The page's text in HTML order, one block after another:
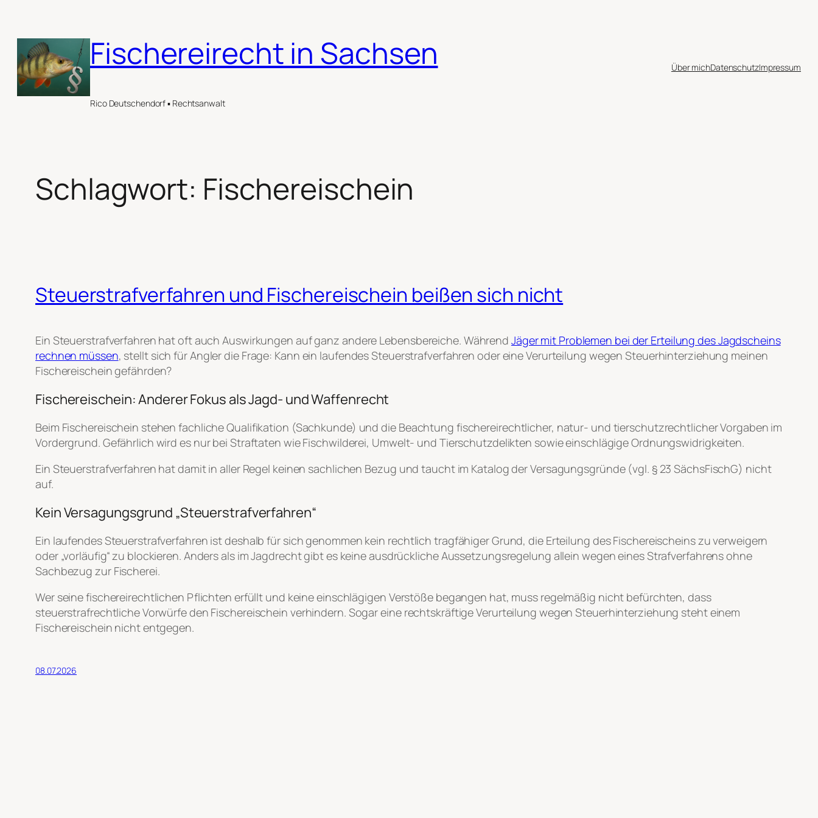
springen
Fischereirecht in Sachsen
Rico Deutschendorf ▪ Rechtsanwalt
Über michDatenschutzImpressum
Schlagwort: Fischereischein
Steuerstrafverfahren und Fischereischein beißen sich nicht
Ein Steuerstrafverfahren hat oft auch Auswirkungen auf ganz andere Lebensbereiche. Während Jäger mit Problemen bei der Erteilung des Jagdscheins
rechnen müssen, stellt sich für Angler die Frage: Kann ein laufendes Steuerstrafverfahren oder eine Verurteilung wegen Steuerhinterziehung meinen
Fischereischein gefährden?
Fischereischein: Anderer Fokus als Jagd- und Waffenrecht
Beim Fischereischein stehen fachliche Qualifikation (Sachkunde) und die Beachtung fischereirechtlicher, natur- und tierschutzrechtlicher Vorgaben im
Vordergrund. Gefährlich wird es nur bei Straftaten wie Fischwilderei, Umwelt- und Tierschutzdelikten sowie einschlägige Ordnungswidrigkeiten.
Ein Steuerstrafverfahren hat damit in aller Regel keinen sachlichen Bezug und taucht im Katalog der Versagungsgründe (vgl. § 23 SächsFischG) nicht
auf.
Kein Versagungsgrund „Steuerstrafverfahren“
Ein laufendes Steuerstrafverfahren ist deshalb für sich genommen kein rechtlich tragfähiger Grund, die Erteilung des Fischereischeins zu verweigern
oder „vorläufig“ zu blockieren. Anders als im Jagdrecht gibt es keine ausdrückliche Aussetzungsregelung allein wegen eines Strafverfahrens ohne
Sachbezug zur Fischerei.
Wer seine fischereirechtlichen Pflichten erfüllt und keine einschlägigen Verstöße begangen hat, muss regelmäßig nicht befürchten, dass
steuerstrafrechtliche Vorwürfe den Fischereischein verhindern. Sogar eine rechtskräftige Verurteilung wegen Steuerhinterziehung steht einem
Fischereischein nicht entgegen.
08.07.2026